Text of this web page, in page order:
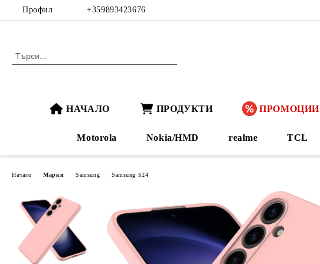
Профил +359893423676
НАЧАЛО ПРОДУКТИ ПРОМОЦИИ
Motorola Nokia/HMD realme TCL
Начало Марки Samsung Samsung S24